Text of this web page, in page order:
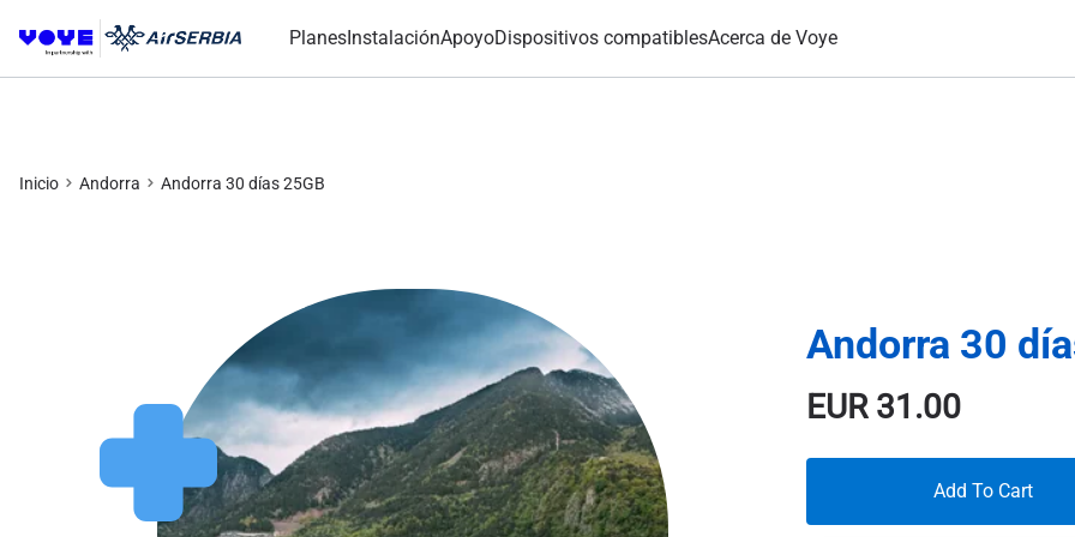
PlanesInstalaciónApoyoDispositivos compatiblesAcerca de Voye
Inicio Andorra Andorra 30 días 25GB
Andorra 30
EUR31.00
Add To Cart